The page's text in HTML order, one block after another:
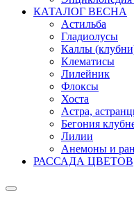
КАТАЛОГ ВЕСНА
Астильба
Гладиолусы
Каллы
Клематисы
Лилейник
Флоксы
Хоста
Астра,
Бегония
Лилии
Анемоны и
РАССАДА ЦВЕТОВ